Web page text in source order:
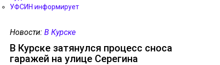
УФСИН информирует
Новости: В Курске
В Курске затянулся процесс сноса
гаражей на улице Серегина